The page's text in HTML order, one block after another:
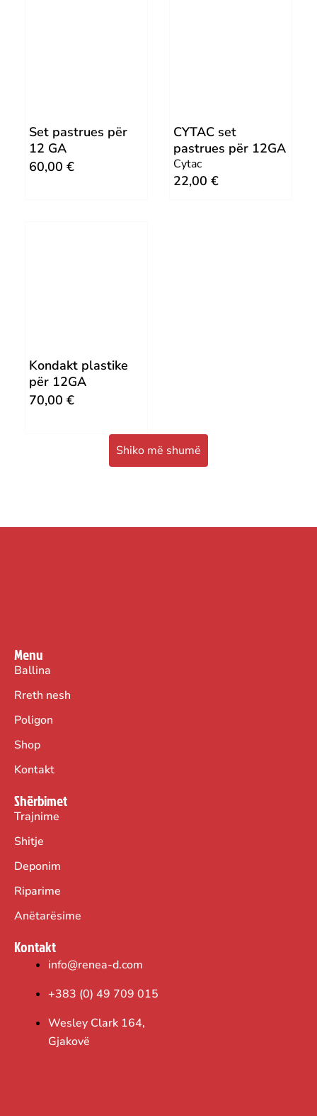
Set pastrues për
12 GA
60,00 €
CYTAC set
pastrues për 12GA
Cytac
22,00 €
Kondakt plastike
për 12GA
70,00 €
Shiko më shumë
Menu
Ballina
Rreth nesh
Poligon
Shop
Kontakt
Shërbimet
Trajnime
Shitje
Deponim
Riparime
Anëtarësime
Kontakt
info@renea-d.com
+383 (0) 49 709 015
Wesley Clark 164,
Gjakovë